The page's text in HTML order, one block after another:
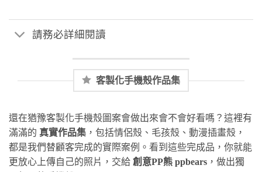
請務必詳細閱讀
客製化手機殼作品集
還在猶豫客製化手機殼圖案會做出來會不會好看嗎？這裡有
滿滿的 真實作品集 ，包括情侶殼、毛孩殼、動漫插畫殼，
都是我們替顧客完成的實際案例。看到這些完成品，你就能
更放心上傳自己的照片，交給 創意PP熊 ppbears ，做出獨